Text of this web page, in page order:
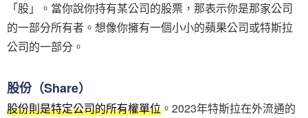
「股」。當你說你持有某公司的股票，那表示你是那家公司
的一部分所有者。想像你擁有一個小小的蘋果公司或特斯拉
公司的一部分。
股份（Share）
股份則是特定公司的所有權單位 。2023年特斯拉在外流通的